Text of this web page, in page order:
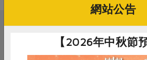
相關活動
網站公告
【2026年中秋節